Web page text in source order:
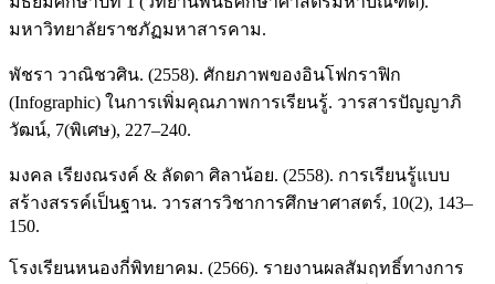
มหาวิทยาลัยราชภัฏมหาสารคาม.
พัชรา วาณิชวศิน. (2558). ศักยภาพของอินโฟกราฟิก
(Infographic) ในการเพิ่มคุณภาพการเรียนรู้. วารสารปัญญาภิ
วัฒน์, 7(พิเศษ), 227–240.
มงคล เรียงณรงค์ & ลัดดา ศิลาน้อย. (2558). การเรียนรู้แบบ
สร้างสรรค์เป็นฐาน. วารสารวิชาการศึกษาศาสตร์, 10(2), 143–
150.
โรงเรียนหนองกี่พิทยาคม. (2566). รายงานผลสัมฤทธิ์ทางการ